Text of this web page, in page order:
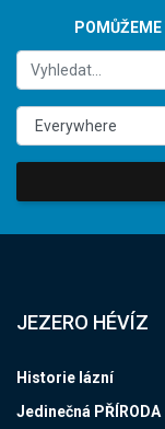
JEZERO HÉVÍZ
Historie lázní
Jedinečná PŘÍRODA